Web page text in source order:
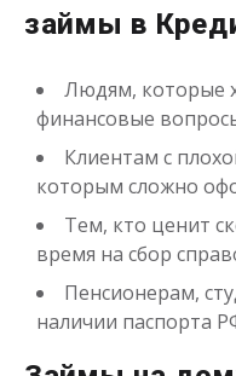
займы в
Людям, которые
финансовые
Клиентам с
которым сложно
Тем, кто ценит
время на сбор
Пенсионерам,
наличии паспорта